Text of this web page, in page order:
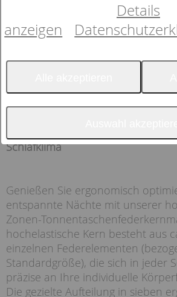
Details
anzeigen
Schlafklima
Genießen Sie ergonomisch
entspannte Nächte mit unserer
Zonen-
hochelastische Kern besteht aus
einzelnen Federelementen
Standardgröße), die sich in jeder
präzise an Ihre individuelle
Die gezielte Aufteilung in sieben